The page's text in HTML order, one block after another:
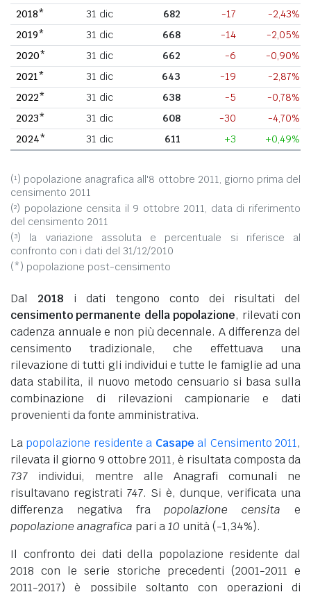
2018*
31 dic 682 -17
-2,43%
2019*
31 dic 668 -14
-2,05%
2020*
31 dic 662 -6
-0,90%
2021*
31 dic 643 -19
-2,87%
2022*
31 dic 638 -5
-0,78%
2023*
31 dic 608 -30
-4,70%
2024*
31 dic 611 +3 +0,49%
(¹) popolazione anagrafica all'8 ottobre 2011, giorno prima del
censimento 2011
(²) popolazione censita il 9 ottobre 2011, data di riferimento
del censimento 2011
(³) la variazione assoluta e percentuale si riferisce al
confronto con i dati del 31/12/2010
(*) popolazione post-censimento
Dal 2018 i dati tengono conto dei risultati del
censimento permanente della popolazione, rilevati con
cadenza annuale e non più decennale. A differenza del
censimento tradizionale, che effettuava una
rilevazione di tutti gli individui e tutte le famiglie ad una
data stabilita, il nuovo metodo censuario si basa sulla
combinazione di rilevazioni campionarie e dati
provenienti da fonte amministrativa.
La popolazione residente a Casape al Censimento 2011,
rilevata il giorno 9 ottobre 2011, è risultata composta da
737 individui, mentre alle Anagrafi comunali ne
risultavano registrati 747. Si è, dunque, verificata una
differenza negativa frapopolazione censita e
popolazione anagrafica pari a10 unità (-1,34%).
Il confronto dei dati della popolazione residente dal
2018 con le serie storiche precedenti (2001-2011 e
2011-2017) è possibile soltanto con operazioni di